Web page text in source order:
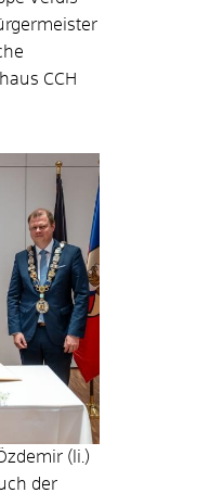
CCH
(li.)
der